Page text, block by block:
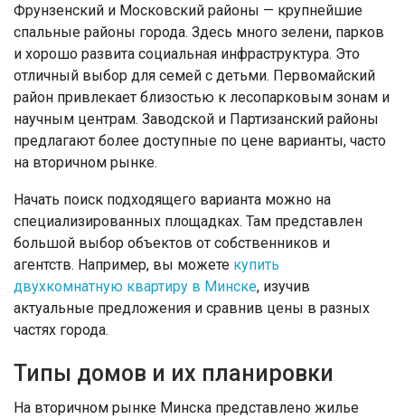
Фрунзенский и Московский районы — крупнейшие
спальные районы города. Здесь много зелени, парков
и хорошо развита социальная инфраструктура. Это
отличный выбор для семей с детьми. Первомайский
район привлекает близостью к лесопарковым зонам и
научным центрам. Заводской и Партизанский районы
предлагают более доступные по цене варианты, часто
на вторичном рынке.
Начать поиск подходящего варианта можно на
специализированных площадках. Там представлен
большой выбор объектов от собственников и
агентств. Например, вы можете купить
двухкомнатную квартиру в Минске, изучив
актуальные предложения и сравнив цены в разных
частях города.
Типы домов и их планировки
На вторичном рынке Минска представлено жилье